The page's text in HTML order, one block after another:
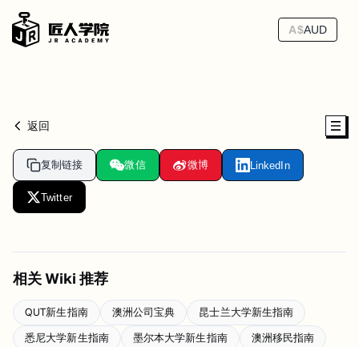
A$AUD
返回
复制链接 微信 微博 LinkedIn
Twitter
相关 Wiki 推荐
QUT新生指南 澳洲公司宝典
昆士兰大学新生指南
悉尼大学新生指南
墨尔本大学新生指南 澳洲移民指南